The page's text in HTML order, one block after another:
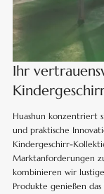
Ihr
Huashun konzentriert
und praktische
Kindergeschirr-
Marktanforderungen
kombinieren wir
Produkte genießen